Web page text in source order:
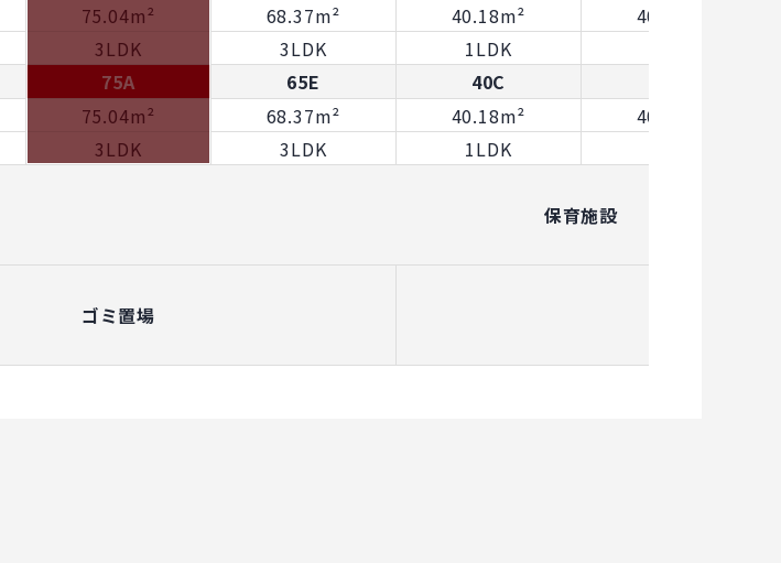
75.04m²
3LDK
68.37m²
3LDK
40.18m²
1LDK
40.79m²
75A
75.04m²
3LDK
65E
68.37m²
3LDK
40C
40.18m²
1LDK
40.79m²
保育施設
ゴミ置場